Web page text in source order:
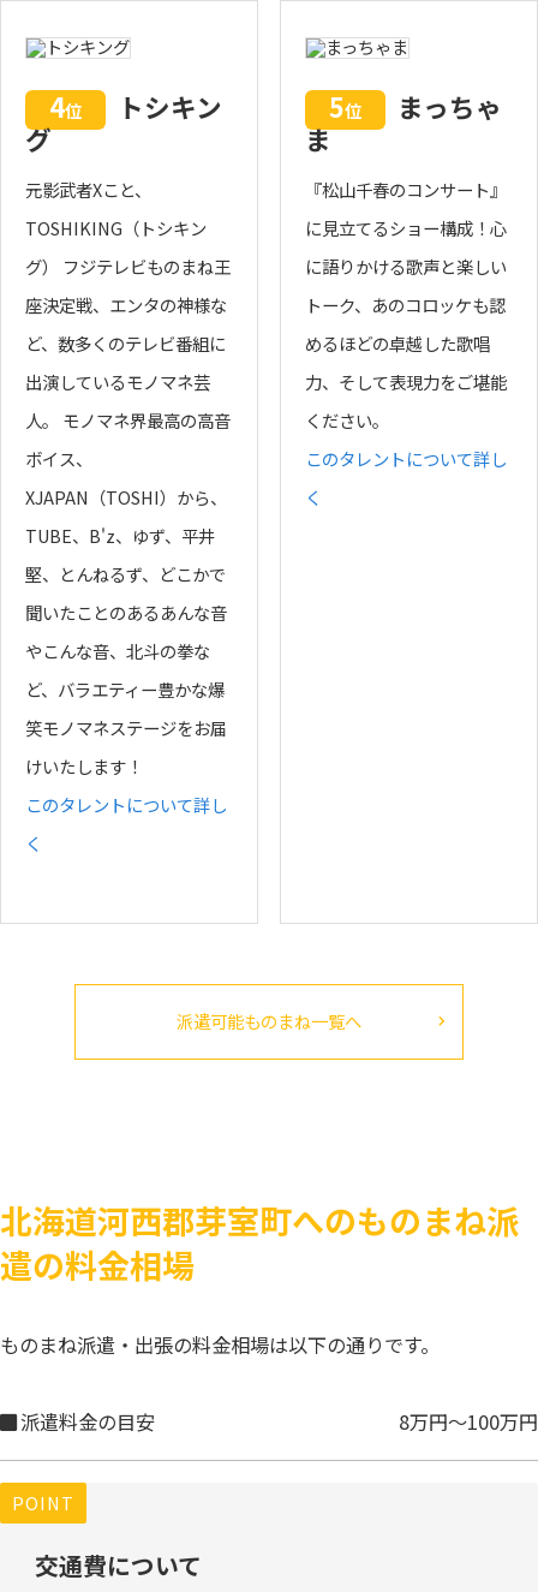
4位
トシキン
グ
元影武者Xこと、
TOSHIKING（トシキン
グ） フジテレビものまね王
座決定戦、エンタの神様な
ど、数多くのテレビ番組に
出演しているモノマネ芸
人。 モノマネ界最高の高音
ボイス、
XJAPAN（TOSHI）から、
TUBE、B'z、ゆず、平井
堅、とんねるず、どこかで
聞いたことのあるあんな音
やこんな音、北斗の拳な
ど、バラエティー豊かな爆
笑モノマネステージをお届
けいたします！
このタレントについて詳し
く
5位
まっちゃ
ま
『松山千春のコンサート』
に見立てるショー構成！心
に語りかける歌声と楽しい
トーク、あのコロッケも認
めるほどの卓越した歌唱
力、そして表現力をご堪能
ください。
このタレントについて詳し
く
派遣可能ものまね一覧へ
北海道河西郡芽室町へのものまね派
遣の料金相場
ものまね派遣・出張の料金相場は以下の通りです。
派遣料金の目安 8万円～100万円
POINT
交通費について